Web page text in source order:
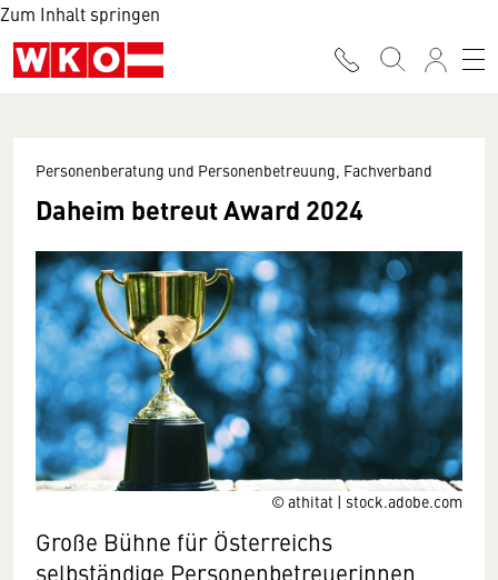
Zum Inhalt springen
© athitat | stock.adobe.com
Personenberatung und Personenbetreuung, Fachverband
Daheim betreut Award 2024
Große Bühne für Österreichs
selbständige Personenbetreuerinnen